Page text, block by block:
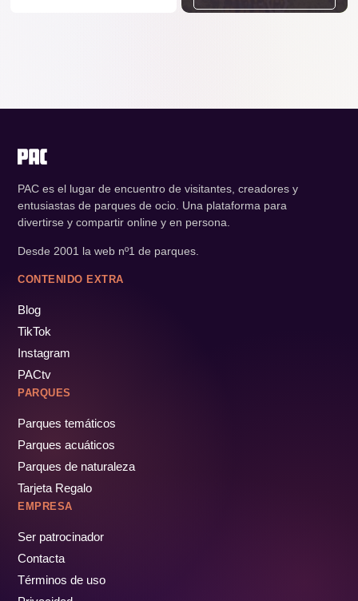
PAC es el lugar de encuentro de visitantes, creadores y
entusiastas de parques de ocio. Una plataforma para
divertirse y compartir online y en persona.
Desde 2001 la web nº1 de parques.
CONTENIDO EXTRA
Blog
TikTok
Instagram
PACtv
PARQUES
Parques temáticos
Parques acuáticos
Parques de naturaleza
Tarjeta Regalo
EMPRESA
Ser patrocinador
Contacta
Términos de uso